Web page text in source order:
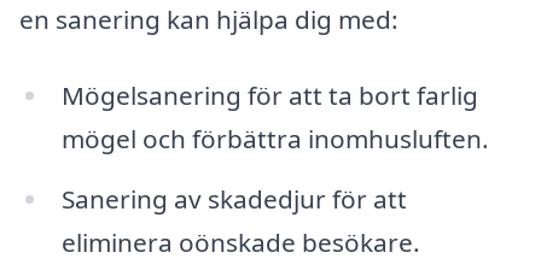
en sanering kan hjälpa dig med:
Mögelsanering för att ta bort farlig
mögel och förbättra inomhusluften.
Sanering av skadedjur för att
eliminera oönskade besökare.